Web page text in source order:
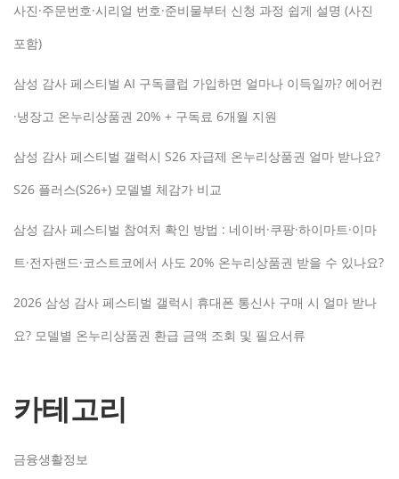
사진·주문번호·시리얼 번호·준비물부터 신청 과정 쉽게 설명 (사진
포함)
삼성 감사 페스티벌 AI 구독클럽 가입하면 얼마나 이득일까? 에어컨
·냉장고 온누리상품권 20% + 구독료 6개월 지원
삼성 감사 페스티벌 갤럭시 S26 자급제 온누리상품권 얼마 받나요?
S26 플러스(S26+) 모델별 체감가 비교
삼성 감사 페스티벌 참여처 확인 방법 : 네이버·쿠팡·하이마트·이마
트·전자랜드·코스트코에서 사도 20% 온누리상품권 받을 수 있나요?
2026 삼성 감사 페스티벌 갤럭시 휴대폰 통신사 구매 시 얼마 받나
요? 모델별 온누리상품권 환급 금액 조회 및 필요서류
카테고리
금융생활정보